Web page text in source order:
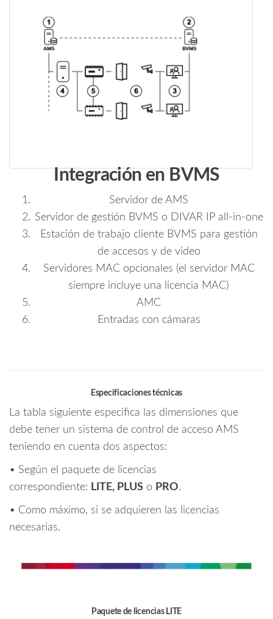
Integración en BVMS
Servidor de AMS
Servidor de gestión BVMS o DIVAR IP all-in-one
Estación de trabajo cliente BVMS para gestión
de accesos y de video
Servidores MAC opcionales (el servidor MAC
siempre incluye una licencia MAC)
AMC
Entradas con cámaras
Especificaciones técnicas
La tabla siguiente especifica las dimensiones que
debe tener un sistema de control de acceso AMS
teniendo en cuenta dos aspectos:
• Según el paquete de licencias
correspondiente: LITE, PLUS o PRO.
• Como máximo, si se adquieren las licencias
necesarias.
Paquete de licencias LITE